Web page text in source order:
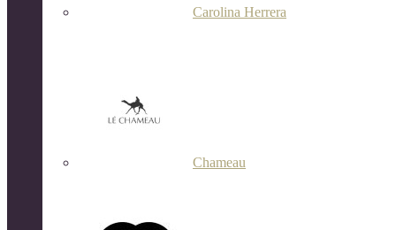
Carolina Herrera
Chameau